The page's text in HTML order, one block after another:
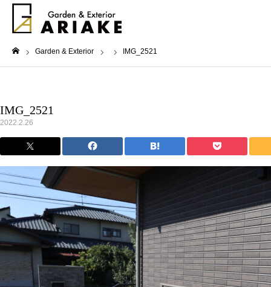
Garden & Exterior IMG_2521
IMG_2521
2022.2.26